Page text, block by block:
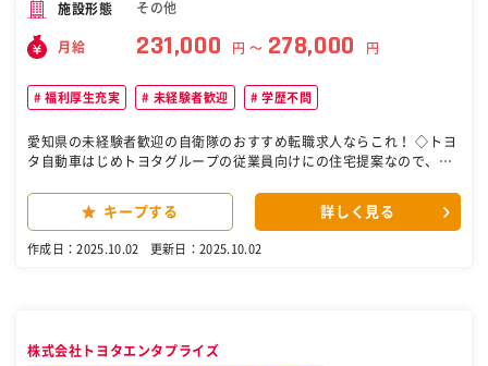
施設形態 その他
月給 231,000 円 〜 278,000 円
福利厚生充実 未経験者歓迎 学歴不問
愛知県の未経験者歓迎の自衛隊のおすすめ転職求人ならこれ！ ◇トヨ
タ自動車はじめトヨタグループの従業員向けにの住宅提案なので、ガ
で地域密着の営業エリア×転勤無し ◇3つの事業を軸とし、住宅販売
のみに依存しない安定業績 ■業務内容： トヨタグループの従業員を中
心に、トヨタホームの戸建て住宅営業をお任せします。 ◇集客：トヨ
売買契約まで行った上で施工部隊に対応を引継ぎます。 ■当社の強
キープする 詳しく見る
作成日：2025.10.02 更新日：2025.10.02
株式会社トヨタエンタプライズ